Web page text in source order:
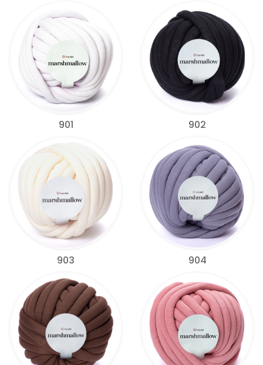
901 902
903 904